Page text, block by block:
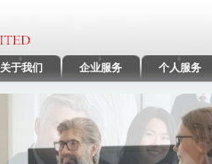
关于我们 企业服务 个人服务